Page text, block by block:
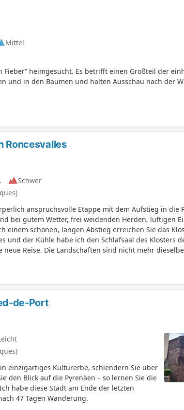
Mittel
Fieber“ heimgesucht. Es betrifft einen Großteil der
und in den Bäumen und halten Ausschau nach der
Roncesvalles
Schwer
anspruchsvolle Etappe mit dem Aufstieg in die
bei gutem Wetter, frei weidenden Herden, luftigen
einem schönen, langen Abstieg erreichen Sie das
und der Kühle habe ich den Schlafsaal des Klosters
neue Reise. Die Landschaften sind nicht mehr
natürlich Spanier. Ab hier muss man Spanisch oder
es immer, sich verständlich zu machen und
de-Port
einzigartiges Kulturerbe, schlendern Sie über
den Blick auf die Pyrenäen – so lernen Sie die
habe diese Stadt am Ende der letzten
47 Tagen Wanderung.